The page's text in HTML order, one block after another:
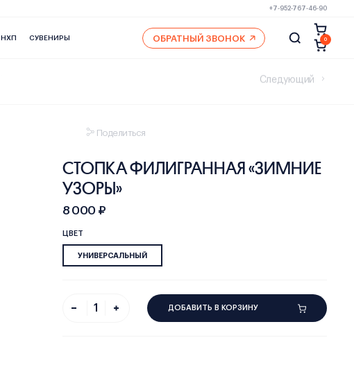
+7-952-767-46-90
НХП СУВЕНИРЫ ОБРАТНЫЙ ЗВОНОК 0
Следующий
Поделиться
СТОПКА ФИЛИГРАННАЯ «ЗИМНИЕ
УЗОРЫ»
8 000 ₽
ЦВЕТ
УНИВЕРСАЛЬНЫЙ
ДОБАВИТЬ В КОРЗИНУ